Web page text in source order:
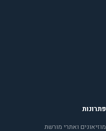
פתרונות
מוזיאונים ואתרי מורשת